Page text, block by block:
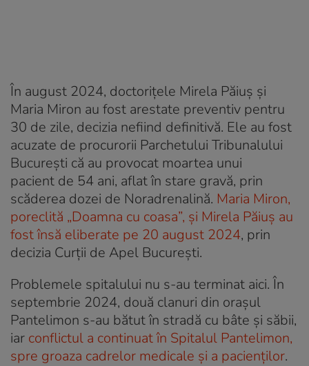
În august 2024, doctorițele Mirela Păiuș și
Maria Miron au fost arestate preventiv pentru
30 de zile, decizia nefiind definitivă. Ele au fost
acuzate de procurorii Parchetului Tribunalului
București că au provocat moartea unui
pacient de 54 ani, aflat în stare gravă, prin
scăderea dozei de Noradrenalină. Maria Miron,
poreclită „Doamna cu coasa”, şi Mirela Păiuş au
fost însă eliberate pe 20 august 2024, prin
decizia Curții de Apel București.
Problemele spitalului nu s-au terminat aici. În
septembrie 2024, două clanuri din orașul
Pantelimon s-au bătut în stradă cu bâte și săbii,
iar conflictul a continuat în Spitalul Pantelimon,
spre groaza cadrelor medicale și a pacienților.